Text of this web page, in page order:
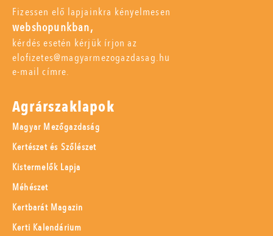
Fizessen elő lapjainkra kényelmesen
webshopunkban,
kérdés esetén kérjük írjon az
elofizetes@magyarmezogazdasag.hu
e-mail címre.
Agrárszaklapok
Magyar Mezőgazdaság
Kertészet és Szőlészet
Kistermelők Lapja
Méhészet
Kertbarát Magazin
Kerti Kalendárium